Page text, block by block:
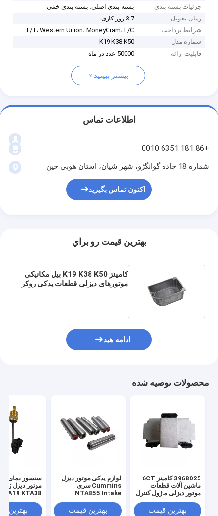
جزئیات بسته بندی
بسته بندی اصلی، بسته بندی خنثی
زمان تحویل
3-7 روز کاری
شرایط پرداخت
T/T، Western Union، MoneyGram، L/C
شماره مدل
K19 K38 K50
قابلیت ارائه
50000 عدد در ماه
بیشتر ببینید
اطلاعات تماس
+86 181 6351 0010
شماره 18 جاده گوانگژو، شهر شیان، استان هوبی چین
اکنون تماس بگیرید
بهترين قيمت رو براي
کامینز K19 K38 K50 بیل مکانیکی
موتورهای دیزلی قطعات یدکی روکر
ادامه هید
محصولات توصیه شده
3968025 کامینز 6CT
ماشین آلات قطعات
موتور دیزلی ماژول کنترل
بهترین قیمت
لوازم یدکی موتور دیزل
Cummins سری
NTA855 Intake
3006456بهترین قیمت
سنسور دمای
موتور دیزل
بهترین